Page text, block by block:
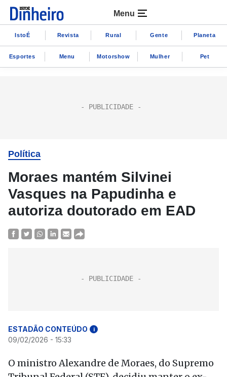
Menu
IstoÉ Revista Rural Gente Planeta
Esportes Menu Motorshow Mulher Pet
Política
Moraes mantém Silvinei
Vasques na Papudinha e
autoriza doutorado em EAD
ESTADÃO CONTEÚDO i
09/02/2026 - 15:33
O ministro Alexandre de Moraes, do Supremo